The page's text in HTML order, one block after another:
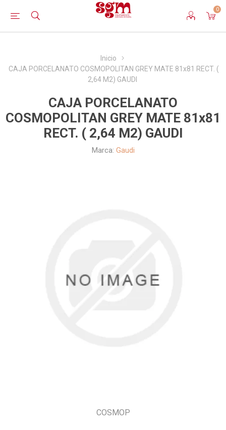
0
Inicio
CAJA PORCELANATO COSMOPOLITAN GREY MATE 81x81 RECT. (
2,64 M2) GAUDI
CAJA PORCELANATO
COSMOPOLITAN GREY MATE 81x81
RECT. ( 2,64 M2) GAUDI
Marca: Gaudi
COSMOP